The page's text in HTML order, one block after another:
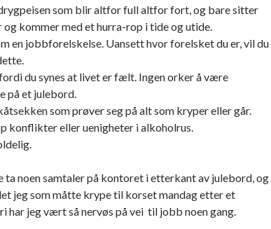
som blir altfor full altfor fort, og bare sitter
og kommer med et hurra-rop i tide og utide.
en jobbforelskelse. Uansett hvor forelsket du er, vil du
du synes at livet er fælt. Ingen orker å være
på et julebord.
som prøver seg på alt som kryper eller går.
konflikter eller uenigheter i alkoholrus.
ta noen samtaler på kontoret i etterkant av julebord, og
jeg som måtte krype til korset mandag etter et
har jeg vært så nervøs på vei til jobb noen gang.